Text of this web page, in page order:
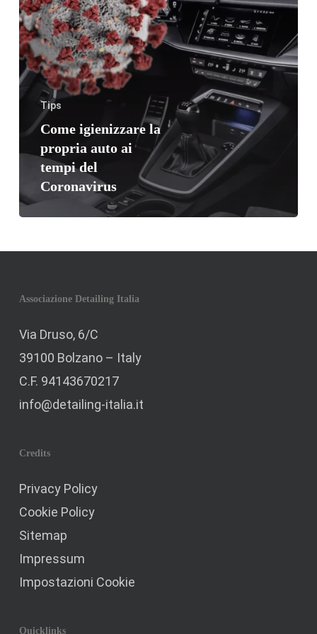
tempi
del
Coronavirus
Tips
Come igienizzare la
propria auto ai
tempi del
Coronavirus
Associazione Detailing Italia
Via Druso, 6/C
39100 Bolzano – Italy
C.F. 94143670217
info@detailing-italia.it
Credits
Privacy Policy
Cookie Policy
Sitemap
Impressum
Impostazioni Cookie
Quicklinks